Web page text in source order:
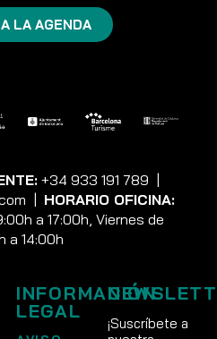
LA AGENDA
+34 933 191 789
HORARIO OFICINA:
a 17:00h, Viernes de
a 14:00h
INFORMACIÓN
LEGAL
¡Suscríbete a